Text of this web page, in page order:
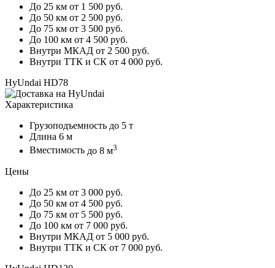
До 25 км от 1 500 руб.
До 50 км от 2 500 руб.
До 75 км от 3 500 руб.
До 100 км от 4 500 руб.
Внутри МКАД от 2 500 руб.
Внутри ТТК и СК от 4 000 руб.
HyUndai HD78
Характеристика
Грузоподъемность до 5 т
Длина 6 м
Вместимость до 8 м3
Цены
До 25 км от 3 000 руб.
До 50 км от 4 500 руб.
До 75 км от 5 500 руб.
До 100 км от 7 000 руб.
Внутри МКАД от 5 000 руб.
Внутри ТТК и СК от 7 000 руб.